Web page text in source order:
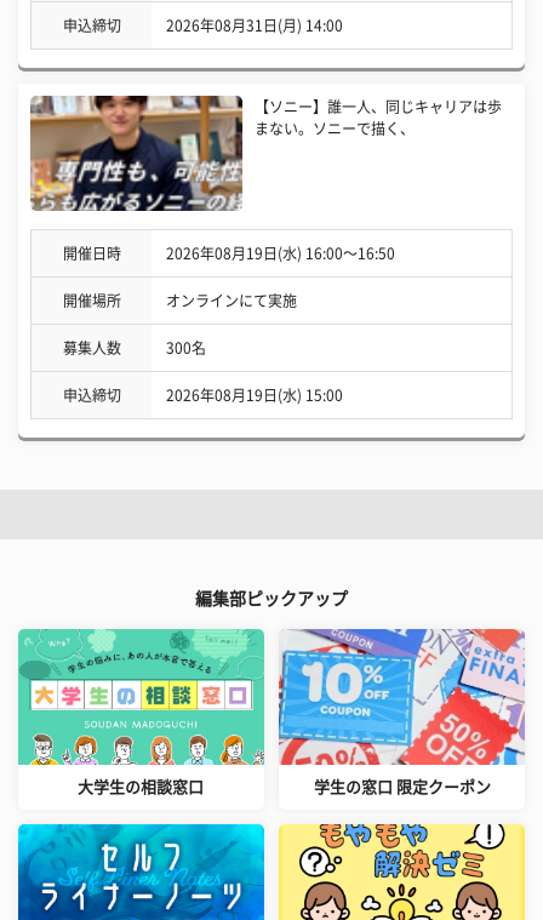
申込締切 2026年08月31日(月) 14:00
【ソニー】誰一人、同じキャリアは歩
まない。ソニーで描く、
開催日時 2026年08月19日(水) 16:00〜16:50
開催場所 オンラインにて実施
募集人数 300名
申込締切 2026年08月19日(水) 15:00
編集部ピックアップ
大学生の相談窓口 学生の窓口 限定クーポン